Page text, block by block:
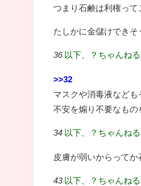
つまり石鹸は利権って
たしかに金儲けできそ
36 以下、？ちゃんね
>>32
マスクや消毒液なども
不安を煽り不要なもの
34 以下、？ちゃんね
皮膚が弱いからって
43 以下、？ちゃんね